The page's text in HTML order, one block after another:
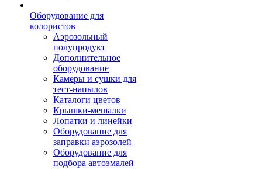
Оборудование для
колористов
Аэрозольный
полупродукт
Дополнительное
оборудование
Камеры и сушки для
тест-напылов
Каталоги цветов
Крышки-мешалки
Лопатки и линейки
Оборудование для
заправки аэрозолей
Оборудование для
подбора автоэмалей